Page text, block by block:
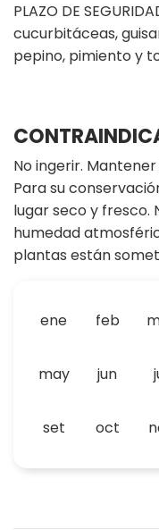
PLAZO DE
cucurbitáceas,
pepino, pimiento y
No ingerir.
Para su
lugar seco y fresco.
humedad
plantas están
ene feb
may jun
set oct